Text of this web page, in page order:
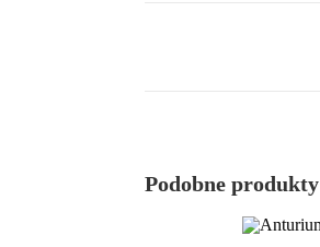
Podobne produkty